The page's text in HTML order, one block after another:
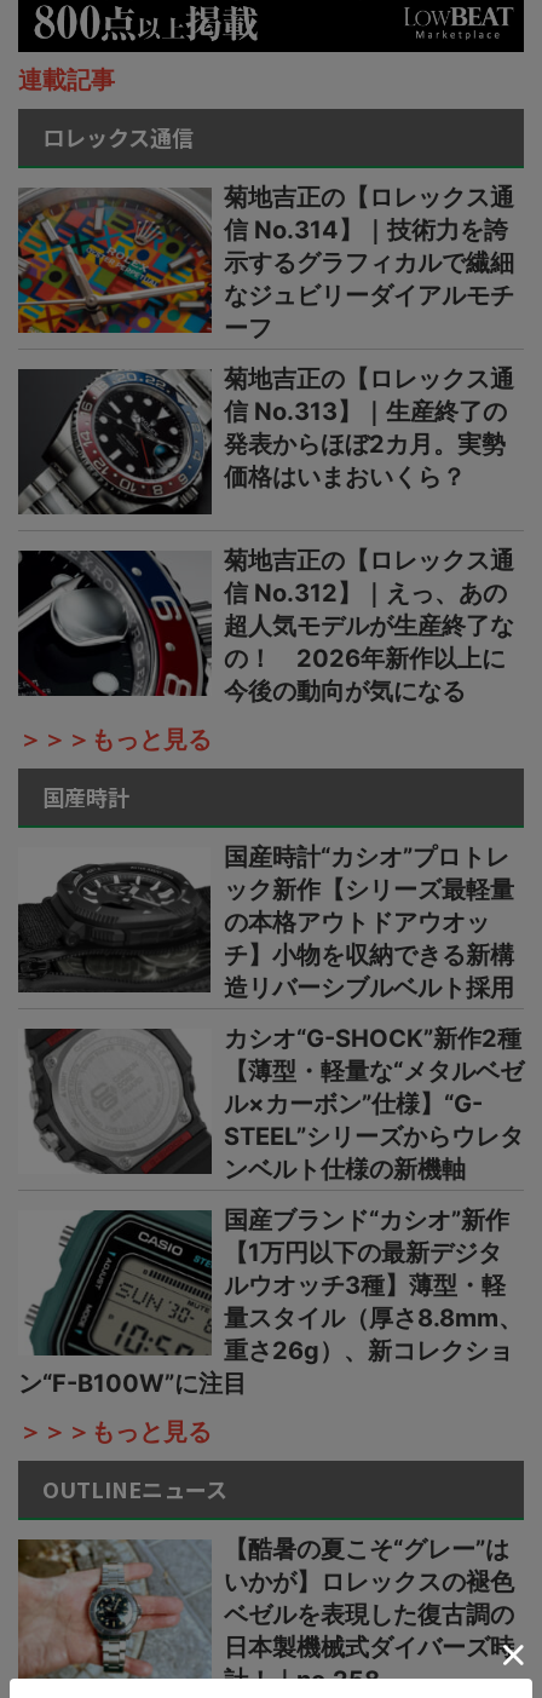
連載記事
ロレックス通信
菊地吉正の【ロレックス通
信 No.314】｜技術力を誇
示するグラフィカルで繊細
なジュビリーダイアルモチ
ーフ
菊地吉正の【ロレックス通
信 No.313】｜生産終了の
発表からほぼ2カ月。実勢
価格はいまおいくら？
菊地吉正の【ロレックス通
信 No.312】｜えっ、あの
超人気モデルが生産終了な
の！ 2026年新作以上に
今後の動向が気になる
＞＞＞もっと見る
国産時計
国産時計“カシオ”プロトレ
ック新作【シリーズ最軽量
の本格アウトドアウオッ
チ】小物を収納できる新構
造リバーシブルベルト採用
カシオ“G-SHOCK”新作2種
【薄型・軽量な“メタルベゼ
ル×カーボン”仕様】“G-
STEEL”シリーズからウレタ
ンベルト仕様の新機軸
国産ブランド“カシオ”新作
【1万円以下の最新デジタ
ルウオッチ3種】薄型・軽
量スタイル（厚さ8.8mm、
重さ26g）、新コレクショ
ン“F-B100W”に注目
＞＞＞もっと見る
OUTLINEニュース
【酷暑の夏こそ“グレー”は
いかが】ロレックスの褪色
ベゼルを表現した復古調の
日本製機械式ダイバーズ時
計！｜no.258